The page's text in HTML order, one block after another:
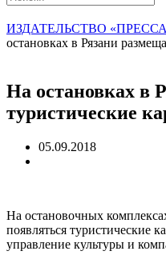
ИЗДАТЕЛЬСТВО
остановках в Рязани
На остановках в
туристические
05.09.2018
На остановочных
появляться туристические
управление культуры и